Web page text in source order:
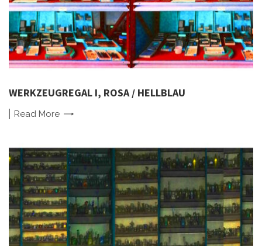
WERKZEUGREGAL I, ROSA / HELLBLAU
Read More